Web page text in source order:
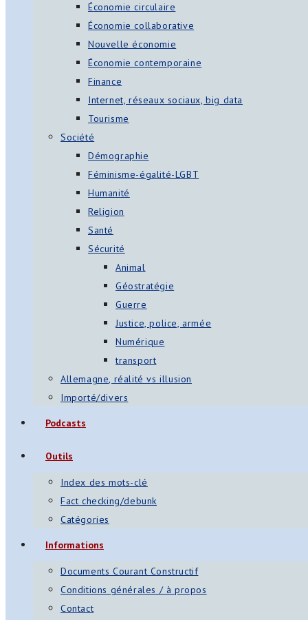
Économie circulaire
Économie collaborative
Nouvelle économie
Économie contemporaine
Finance
Internet, réseaux sociaux, big data
Tourisme
Société
Démographie
Féminisme-égalité-LGBT
Humanité
Religion
Santé
Sécurité
Animal
Géostratégie
Guerre
Justice, police, armée
Numérique
transport
Allemagne, réalité vs illusion
Importé/divers
Podcasts
Outils
Index des mots-clé
Fact checking/debunk
Catégories
Informations
Documents Courant Constructif
Conditions générales / à propos
Contact